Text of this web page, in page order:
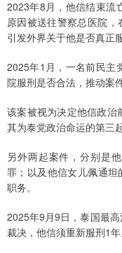
2023年8月，他信结束流
原因被送往警察总医院
引发外界关于他是否真正
2025年1月，一名前民主
院服刑是否合法，推动案
该案被视为决定他信政治
其为泰党政治命运的第三
另外两起案件，分别是
罪；以及他信女儿佩通坦
职务。
2025年9月9日，泰国最
裁决，他信须重新服刑1年